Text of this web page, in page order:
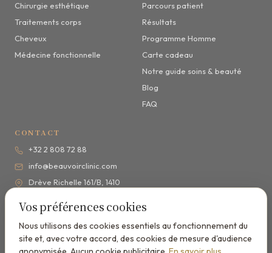
Chirurgie esthétique
Traitements corps
Cheveux
Médecine fonctionnelle
Parcours patient
Résultats
Programme Homme
Carte cadeau
Notre guide soins & beauté
Blog
FAQ
CONTACT
+32 2 808 72 88
info@beauvoirclinic.com
Drève Richelle 161/B, 1410
Lun–Ven 9h–18h
(secrétariat 17h)· Sam sur RDV
5,0/5sur Google · 26 avis
Vos préférences cookies
Nous utilisons des cookies essentiels au fonctionnement du
site et, avec votre accord, des cookies de mesure d'audience